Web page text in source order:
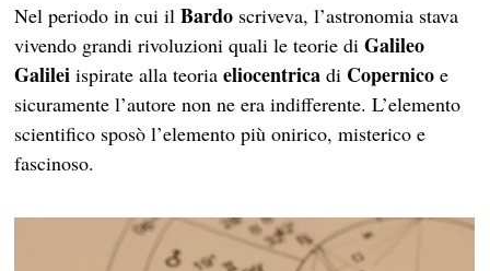
Nel periodo in cui ilBardo scriveva, l’astronomia stava
vivendo grandi rivoluzioni quali le teorie diGalileo
Galileiispirate alla teoriaeliocentricadi Copernico e
sicuramente l’autore non ne era indifferente. L’elemento
scientifico sposò l’elemento più onirico, misterico e
fascinoso.